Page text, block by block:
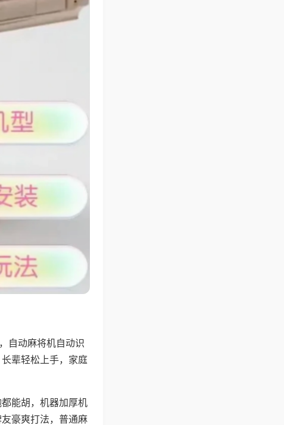
自动麻将机自动识
辈轻松上手，家庭
能胡，机器加厚机
豪爽打法，普通麻